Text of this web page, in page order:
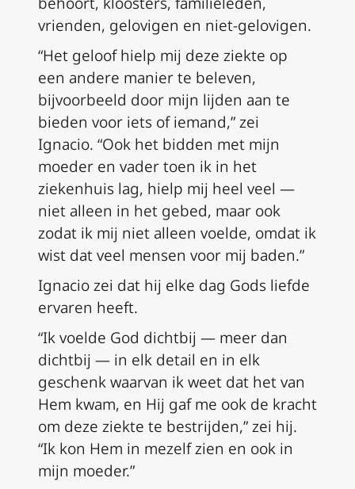
vrienden, gelovigen en niet-gelovigen.
“Het geloof hielp mij deze ziekte op
een andere manier te beleven,
bijvoorbeeld door mijn lijden aan te
bieden voor iets of iemand,” zei
Ignacio. “Ook het bidden met mijn
moeder en vader toen ik in het
ziekenhuis lag, hielp mij heel veel —
niet alleen in het gebed, maar ook
zodat ik mij niet alleen voelde, omdat ik
wist dat veel mensen voor mij baden.”
Ignacio zei dat hij elke dag Gods liefde
ervaren heeft.
“Ik voelde God dichtbij — meer dan
dichtbij — in elk detail en in elk
geschenk waarvan ik weet dat het van
Hem kwam, en Hij gaf me ook de kracht
om deze ziekte te bestrijden,” zei hij.
“Ik kon Hem in mezelf zien en ook in
mijn moeder.”